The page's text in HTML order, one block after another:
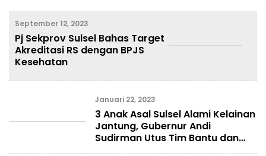
September 12, 2023
Pj Sekprov Sulsel Bahas Target
Akreditasi RS dengan BPJS
Kesehatan
Januari 22, 2023
3 Anak Asal Sulsel Alami Kelainan
Jantung, Gubernur Andi
Sudirman Utus Tim Bantu dan
Fasilitas Rujukan Ke Jakarta